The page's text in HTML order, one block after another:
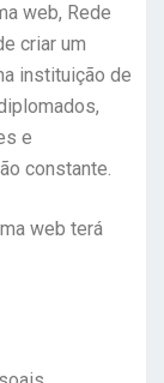
web, Rede
criar um
instituição de
e
constante.
web terá